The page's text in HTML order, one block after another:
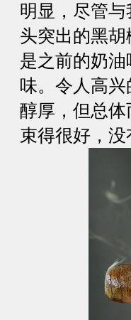
明显，尽管
头突出的黑
是之前的奶
味。令人高
醇厚，但总
束得很好，